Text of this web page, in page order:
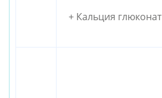
+ Кальция глюконат